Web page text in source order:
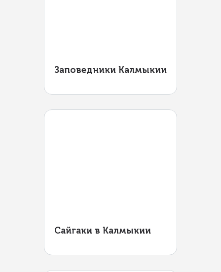
Заповедники Калмыкии
Сайгаки в Калмыкии